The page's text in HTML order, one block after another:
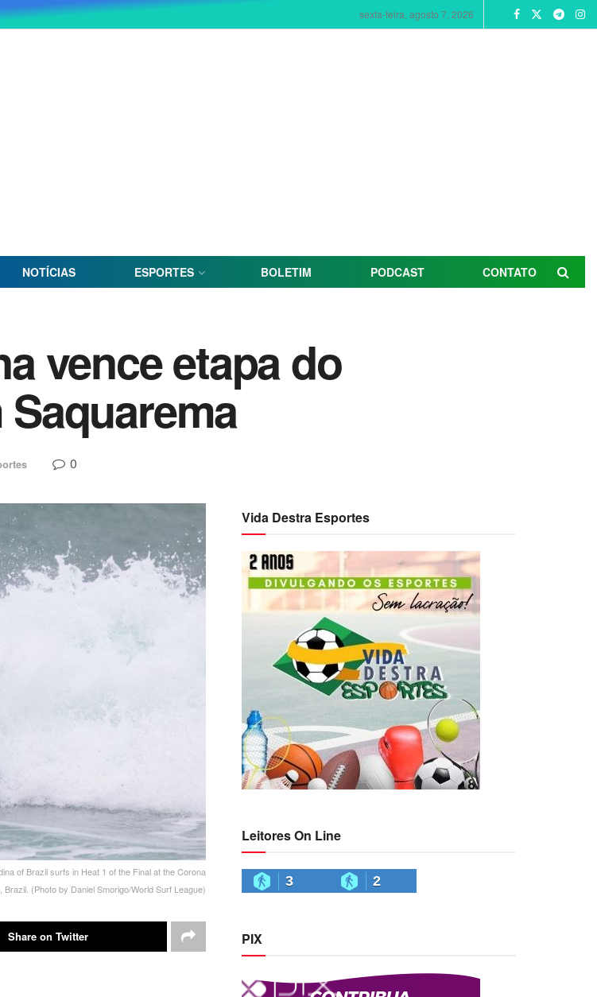
sexta-feira, agosto 7, 2026
NOTÍCIAS ESPORTES BOLETIM PODCAST CONTATO
vence etapa do
0
of Brazil surfs in Heat 1 of the Final at the Corona
(Photo by Daniel Smorigo/World Surf League)
Share on Twitter
Vida Destra Esportes
Leitores On Line
3 2
PIX